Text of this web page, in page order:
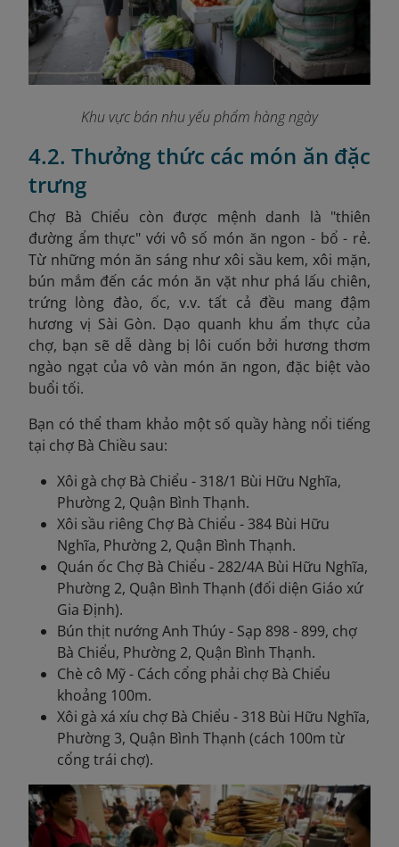
Khu vực bán nhu yếu phẩm hàng ngày
4.2. Thưởng thức các món ăn đặc
trưng
Chợ Bà Chiểu còn được mệnh danh là "thiên
đường ẩm thực" với vô số món ăn ngon - bổ - rẻ.
Từ những món ăn sáng như xôi sầu kem, xôi mặn,
bún mắm đến các món ăn vặt như phá lấu chiên,
trứng lòng đào, ốc, v.v. tất cả đều mang đậm
hương vị Sài Gòn.​ Dạo quanh khu ẩm thực của
chợ, bạn sẽ dễ dàng bị lôi cuốn bởi hương thơm
ngào ngạt của vô vàn món ăn ngon, đặc biệt vào
buổi tối.
Bạn có thể tham khảo một số quầy hàng nổi tiếng
tại chợ Bà Chiều sau:
Xôi gà chợ Bà Chiểu - 318/1 Bùi Hữu Nghĩa,
Phường 2, Quận Bình Thạnh.
Xôi sầu riêng Chợ Bà Chiểu - 384 Bùi Hữu
Nghĩa, Phường 2, Quận Bình Thạnh.
Quán ốc Chợ Bà Chiểu - 282/4A Bùi Hữu Nghĩa,
Phường 2, Quận Bình Thạnh (đối diện Giáo xứ
Gia Định).
Bún thịt nướng Anh Thúy - Sạp 898 - 899, chợ
Bà Chiểu, Phường 2, Quận Bình Thạnh.
Chè cô Mỹ - Cách cổng phải chợ Bà Chiểu
khoảng 100m.
Xôi gà xá xíu chợ Bà Chiểu - 318 Bùi Hữu Nghĩa,
Phường 3, Quận Bình Thạnh (cách 100m từ
cổng trái chợ).